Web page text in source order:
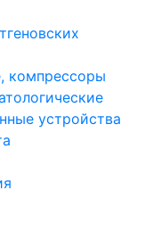
компрессоры
устройства